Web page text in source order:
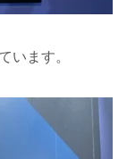
います。